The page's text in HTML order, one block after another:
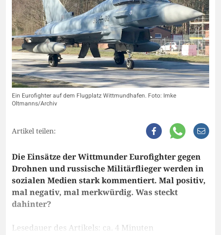
Ein Eurofighter auf dem Flugplatz Wittmundhafen. Foto: Imke
Oltmanns/Archiv
Artikel teilen:
Die Einsätze der Wittmunder Eurofighter gegen
Drohnen und russische Militärflieger werden in
sozialen Medien stark kommentiert. Mal positiv,
mal negativ, mal merkwürdig. Was steckt
dahinter?
Lesedauer des Artikels: ca. 4 Minuten